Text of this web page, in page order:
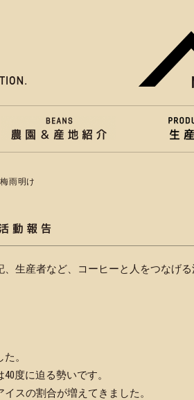
雨明け
、生産者など、コーヒーと人をつなげ
。
度に迫る勢いです。
スの割合が増えてきました。